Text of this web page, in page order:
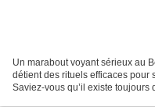
Un marabout voyant sérieux au
détient des rituels efficaces pour
Saviez-vous qu’il existe